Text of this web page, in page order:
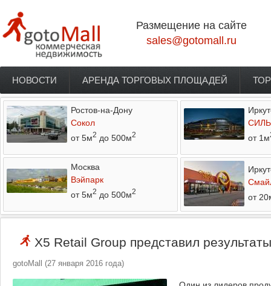
Размещение на сайте
sales@gotomall.ru
Главное меню
НОВОСТИ АРЕНДА ТОРГОВЫХ ПЛОЩАДЕЙ
Ростов-на-Дону
Сокол
от 5м2 до 500м2
от 1м
Москва
Вэйпарк
от 5м2 до 500м2
от
X5 Retail Group представил
gotoMall (27 января 2016 года)